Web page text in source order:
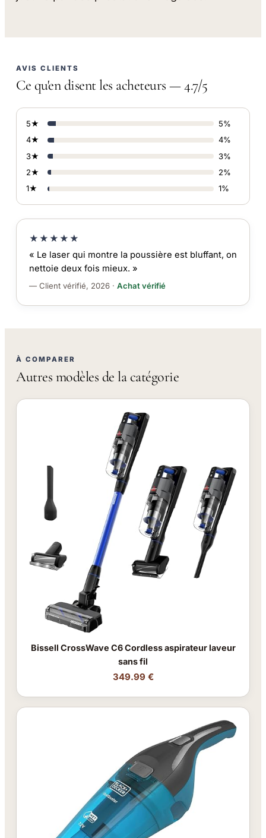
AVIS CLIENTS
Ce qu'en disent les acheteurs — 4.7/5
5★
5%
4★
4%
3★
3%
2★
2%
1★
1%
★★★★★
« Le laser qui montre la poussière est bluffant, on
nettoie deux fois mieux. »
— Client vérifié, 2026 · Achat vérifié
À COMPARER
Autres modèles de la catégorie
Bissell CrossWave C6 Cordless aspirateur laveur
sans fil
349.99 €